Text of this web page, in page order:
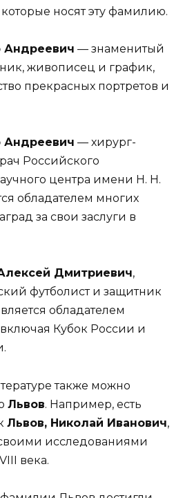
носят эту фамилию.
Андреевич — знаменитый
живописец и график,
прекрасных портретов и
Андреевич — хирург-
Российского
центра имени Н. Н.
обладателем многих
за свои заслуги в
Дмитриевич,
футболист и защитник
обладателем
Кубок России и
также можно
Львов. Например, есть
Львов, Николай Иванович,
исследованиями
века.